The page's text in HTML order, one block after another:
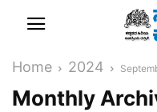
Home 2024
Monthly